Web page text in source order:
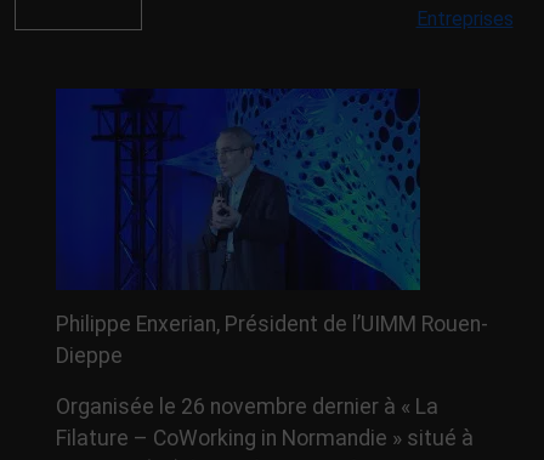
Entreprises
Philippe Enxerian, Président de l’UIMM Rouen-
Dieppe
Organisée le 26 novembre dernier à « La
Filature – CoWorking in Normandie » situé à